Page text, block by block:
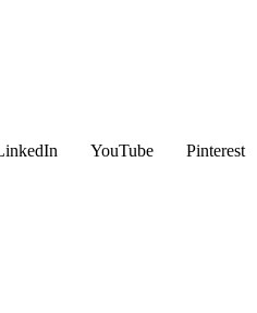
YouTube Pinterest